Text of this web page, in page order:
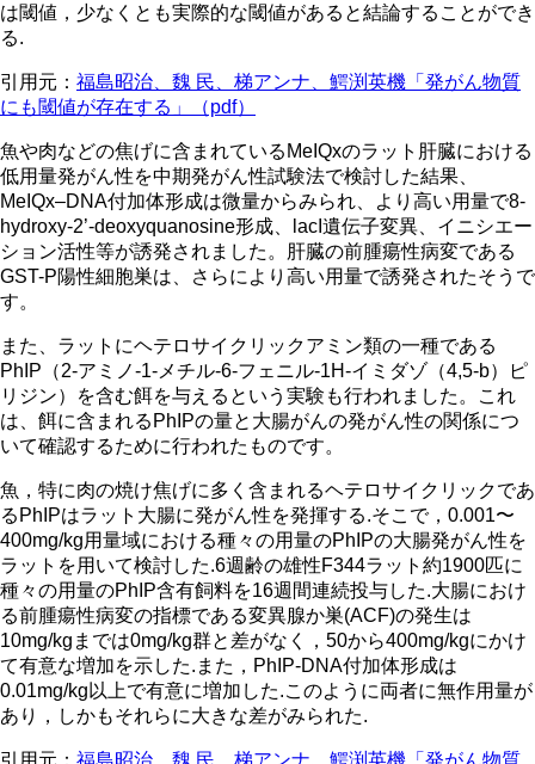
は閾値，少なくとも実際的な閾値があると結論することができ
る.
引用元： 福島昭治、魏 民、梯アンナ、鰐渕英機「発がん物質
にも閾値が存在する」（pdf）
魚や肉などの焦げに含まれているMeIQxのラット肝臓における
低用量発がん性を中期発がん性試験法で検討した結果、
MeIQx–DNA付加体形成は微量からみられ、より高い用量で8-
hydroxy-2’-deoxyquanosine形成、lacI遺伝子変異、イニシエー
ション活性等が誘発されました。肝臓の前腫瘍性病変である
GST-P陽性細胞巣は、さらにより高い用量で誘発されたそうで
す。
また、ラットにヘテロサイクリックアミン類の一種である
PhIP（2-アミノ-1-メチル-6-フェニル-1H-イミダゾ（4,5-b）ピ
リジン）を含む餌を与えるという実験も行われました。これ
は、餌に含まれるPhIPの量と大腸がんの発がん性の関係につ
いて確認するために行われたものです。
魚，特に肉の焼け焦げに多く含まれるヘテロサイクリックであ
るPhIPはラット大腸に発がん性を発揮する.そこで，0.001〜
400mg/kg用量域における種々の用量のPhIPの大腸発がん性を
ラットを用いて検討した.6週齢の雄性F344ラット約1900匹に
種々の用量のPhIP含有飼料を16週間連続投与した.大腸におけ
る前腫瘍性病変の指標である変異腺か巣(ACF)の発生は
10mg/kgまでは0mg/kg群と差がなく，50から400mg/kgにかけ
て有意な増加を示した.また，PhIP-DNA付加体形成は
0.01mg/kg以上で有意に増加した.このように両者に無作用量が
あり，しかもそれらに大きな差がみられた.
引用元： 福島昭治、魏 民、梯アンナ、鰐渕英機「発がん物質